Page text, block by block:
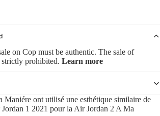
on Cop must be authentic. The sale of
prohibited. Learn more
Maniére ont utilisé une esthétique similaire de
1 2021 pour la Air Jordan 2 A Ma